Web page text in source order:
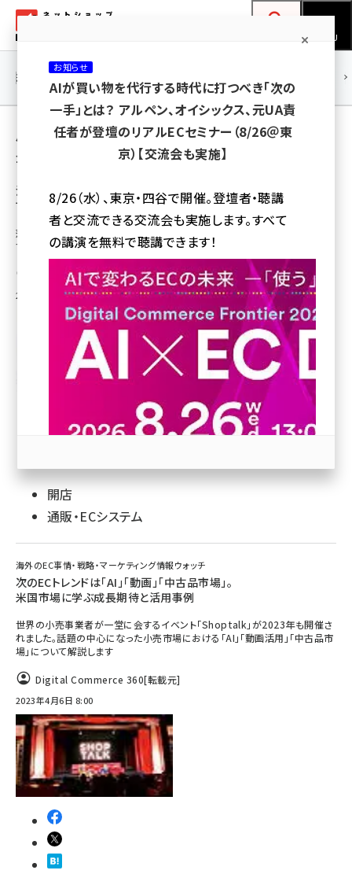
ン
ネットショップ担当者フォーラム
MENU
yahoo (1905)
楽天 (1873)
アスクル (1122)
base (1079)
ビィ・フォアード (776)
revico (744)
連載・特集 |
用語「中古」 が使われている記事の一覧
全 18 記事中 1 ～ 18 を表示中
法人、個人事業主も出品できる中古家電専門
マーケットプレイス「トロック」とは？
落札後の顧客対応不要、商品撮影＆文章作成はお任せなど、ちょいとが運営
する中古家電専門のマーケットプレイスならではの仕組みを解説
高野 真維
2023年1月10日 7:30
開店
通販・ECシステム
海外のEC事情・戦略・マーケティング情報ウォッチ
次のECトレンドは「AI」「動画」「中古品市場」。
米国市場に学ぶ成長期待と活用事例
世界の小売事業者が一堂に会するイベント「Shoptalk」が2023年も開催さ
れました。話題の中心になった小売市場における「AI」「動画活用」「中古品市
場」について解説します
Digital Commerce 360[転載元]
2023年4月6日 8:00
お知らせ
AIが買い物を代行する時代に打つべき「次の
一手」とは？ アルペン、オイシックス、元UA責
任者が登壇のリアルECセミナー（8/26＠東
京）【交流会も実施】
8/26（水）、東京・四谷で開催。登壇者・聴講
者と交流できる交流会も実施します。すべて
の講演を無料で聴講できます！
参加登録はこちら↑